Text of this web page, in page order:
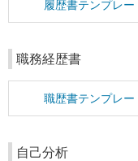
履歴書テンプレー
職務経歴書
職歴書テンプレー
自己分析